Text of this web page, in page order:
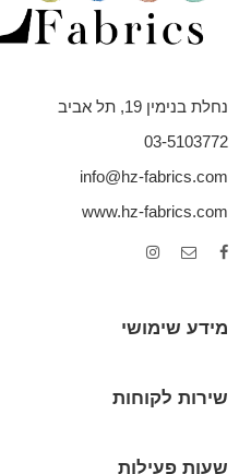
נחלת בנימין 19, תל אביב
03-5103772
info@hz-fabrics.com
www.hz-fabrics.com
מידע שימושי
שירות לקוחות
שעות פעילות